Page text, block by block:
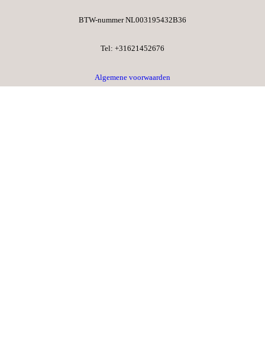
BTW-nummer NL003195432B36​
Tel: +31621452676​
Algemene voorwaarden